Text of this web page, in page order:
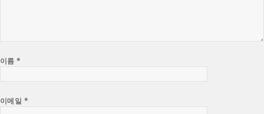
이름*
이메일 *